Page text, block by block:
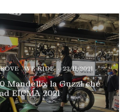
WE RIDE · 23/11/2021
Mandello: la Guzzi che
EICMA 2021